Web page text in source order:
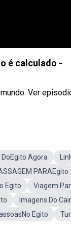
é calculado -
Ver
DoEgito Agora
PARAEgito
Egito Viagem
Imagens Do
Egito